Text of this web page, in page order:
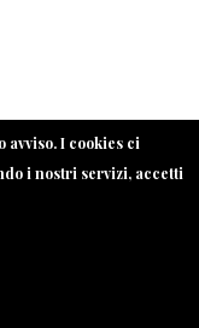
avviso. I cookies ci
i nostri servizi, accetti